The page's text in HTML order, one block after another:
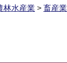
林水産業 > 畜産業